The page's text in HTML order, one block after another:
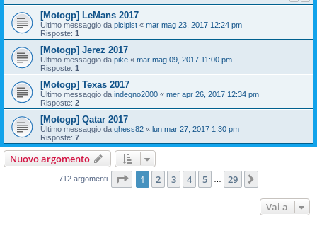
[Motogp] LeMans 2017
Ultimo messaggio da picipist « mar mag 23, 2017 12:24 pm
Risposte: 1
[Motogp] Jerez 2017
Ultimo messaggio da pike « mar mag 09, 2017 11:00 pm
Risposte: 1
[Motogp] Texas 2017
Ultimo messaggio da indegno2000 « mer apr 26, 2017 12:34 pm
Risposte: 2
[Motogp] Qatar 2017
Ultimo messaggio da ghess82 « lun mar 27, 2017 1:30 pm
Risposte: 7
Nuovo argomento
712 argomenti Pagina di 29
1 2 3 4 5 29
Vai a